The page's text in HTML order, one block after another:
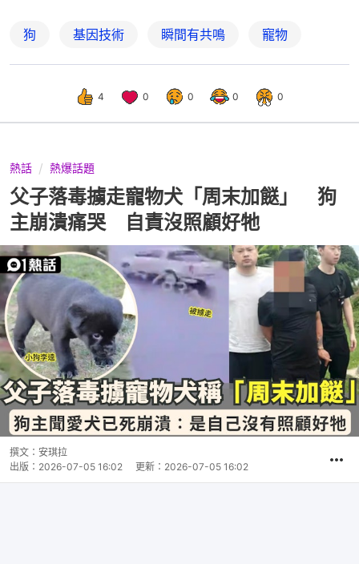
狗 基因技術 瞬間有共鳴 寵物
4 0 0 0 0
熱話 熱爆話題
父子落毒擄走寵物犬「周末加餸」 狗
主崩潰痛哭 自責沒照顧好牠
撰文： 安琪拉
出版： 2026-07-05 16:02 更新： 2026-07-05 16:02